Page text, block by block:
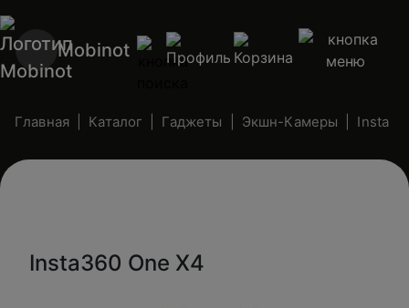
Mobinot
Главная Каталог Гаджеты Экшн-Камеры Insta
Insta360 One X4